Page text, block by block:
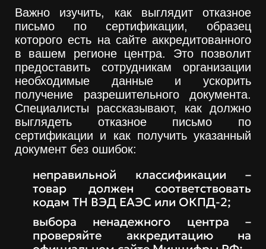
Важно изучить, как выглядит отказное
письмо по сертификации, образец
которого есть на сайте аккредитованного
в вашем регионе центра. Это позволит
предоставить сотрудникам организации
необходимые данные и ускорить
получение разрешительного документа.
Специалисты рассказывают, как должно
выглядеть отказное письмо по
сертификации и как получить указанный
документ без ошибок:
неправильной классификации –
товар должен соответствовать
кодам ТН ВЭД ЕАЭС или ОКПД-2;
выбора ненадежного центра –
проверяйте аккредитацию на